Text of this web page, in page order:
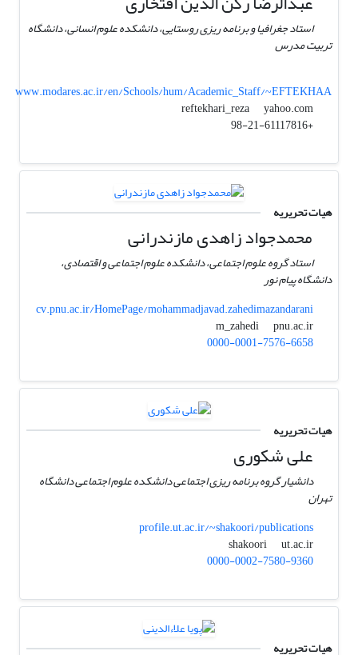
استاد جغرافیا و برنامه ریزی روستایی، دانشکده علوم انسانی، دانشگاه
تربیت مدرس
www.modares.ac.ir/en/Schools/hum/Academic_Staff/~EFTEKHAA
reftekhari_reza
yahoo.com
+98-21-61117816
هیات تحریریه
محمدجواد زاهدی مازندرانی
استاد گروه علوم اجتماعی، دانشکده علوم اجتماعی و اقتصادی،
دانشگاه پیام نور
cv.pnu.ac.ir/HomePage/mohammadjavad.zahedimazandarani
m_zahedi
pnu.ac.ir
0000-0001-7576-6658
هیات تحریریه
علی شکوری
دانشیار گروه برنامه ریزی اجتماعی دانشکده علوم اجتماعی دانشگاه
تهران
profile.ut.ac.ir/~shakoori/publications
shakoori
ut.ac.ir
0000-0002-7580-9360
هیات تحریریه